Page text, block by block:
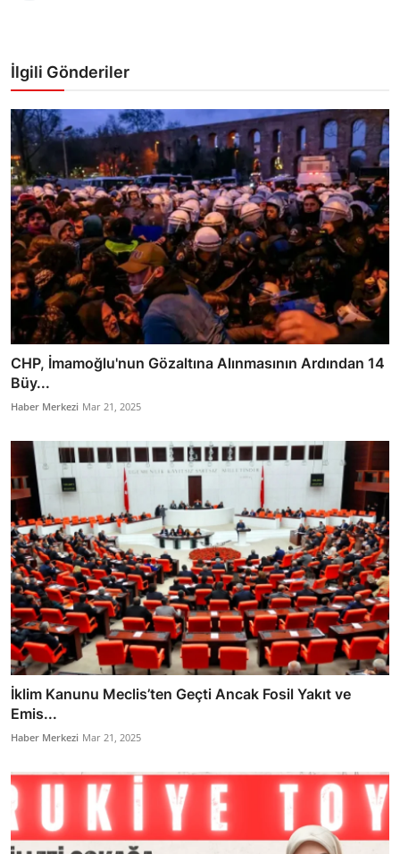
İlgili Gönderiler
CHP, İmamoğlu'nun Gözaltına Alınmasının Ardından 14
Büy...
Haber Merkezi Mar 21, 2025
İklim Kanunu Meclis’ten Geçti Ancak Fosil Yakıt ve
Emis...
Haber Merkezi Mar 21, 2025